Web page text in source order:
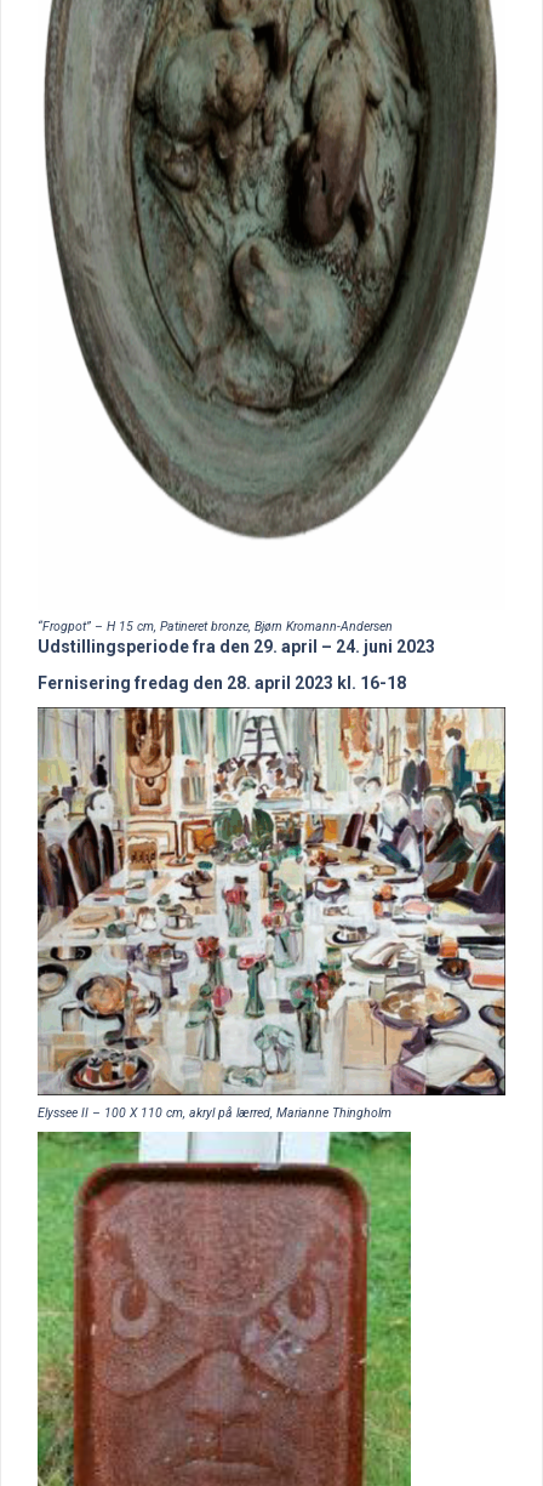
“Frogpot” – H 15 cm, Patineret bronze, Bjørn Kromann-Andersen
Udstillingsperiode fra den 29. april – 24. juni 2023
Fernisering fredag den 28. april 2023 kl. 16-18
Elyssee II – 100 X 110 cm, akryl på lærred, Marianne Thingholm